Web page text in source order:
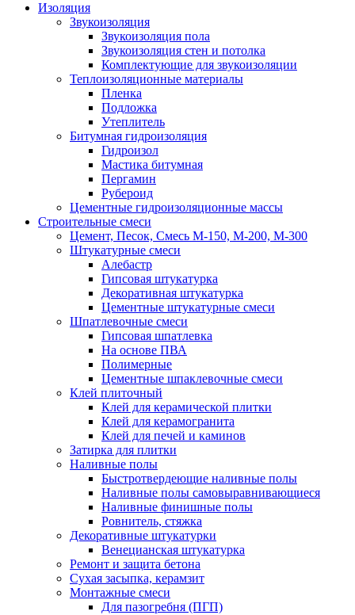
Изоляция
Звукоизоляция
Звукоизоляция пола
Звукоизоляция стен и потолка
Комплектующие для звукоизоляции
Теплоизоляционные материалы
Пленка
Подложка
Утеплитель
Битумная гидроизоляция
Гидроизол
Мастика битумная
Пергамин
Рубероид
Цементные гидроизоляционные массы
Строительные смеси
Цемент, Песок, Смесь М-150, М-200, М-300
Штукатурные смеси
Алебастр
Гипсовая штукатурка
Декоративная штукатурка
Цементные штукатурные смеси
Шпатлевочные смеси
Гипсовая шпатлевка
На основе ПВА
Полимерные
Цементные шпаклевочные смеси
Клей плиточный
Клей для керамической плитки
Клей для керамогранита
Клей для печей и каминов
Затирка для плитки
Наливные полы
Быстротвердеющие наливные полы
Наливные полы самовыравнивающиеся
Наливные финишные полы
Ровнитель, стяжка
Декоративные штукатурки
Венецианская штукатурка
Ремонт и защита бетона
Сухая засыпка, керамзит
Монтажные смеси
Для пазогребня (ПГП)